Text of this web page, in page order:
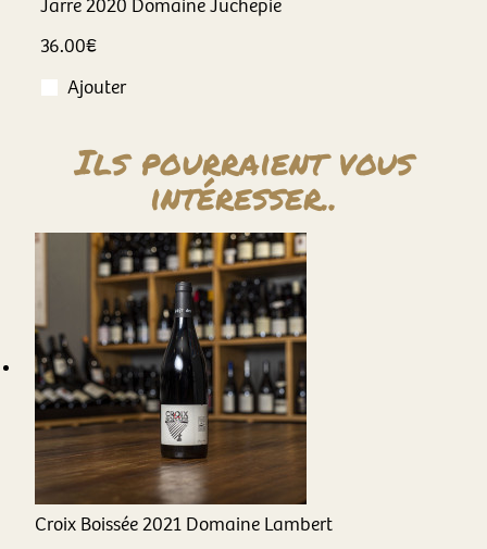
Jarre2020 Domaine Juchepie
36.00€
Ajouter
Ils pourraient vous
intéresser..
Croix Boissée2021 Domaine Lambert